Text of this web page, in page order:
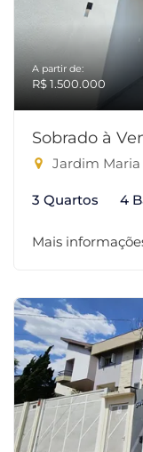
A partir de:
R$ 1.500.000
Sobrado à
Jardim Maria
3 Quartos 4
Mais